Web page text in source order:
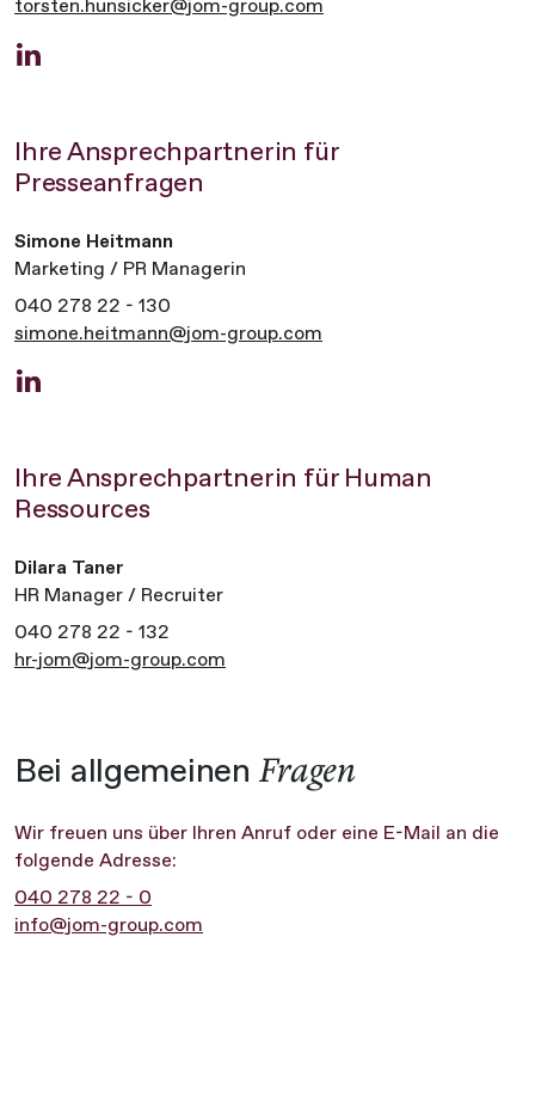
torsten.hunsicker@jom-group.com
Ihre Ansprechpartnerin für
Presseanfragen
Simone Heitmann
Marketing / PR Managerin
040 278 22 - 130
simone.heitmann@jom-group.com
Ihre Ansprechpartnerin für Human
Ressources
Dilara Taner
HR Manager / Recruiter
040 278 22 - 132
hr-jom@jom-group.com
Bei allgemeinen Fragen
Wir freuen uns über Ihren Anruf oder eine E-Mail an die
folgende Adresse:
040 278 22 - 0
info@jom-group.com